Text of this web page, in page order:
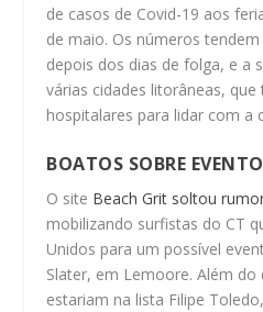
de casos de Covid-19 aos
de maio. Os números
depois dos dias de folga, e a
várias cidades litorâneas,
hospitalares para lidar com a
BOATOS SOBRE
O site Beach Grit soltou
mobilizando surfistas do CT
Unidos para um possível
Slater, em Lemoore. Além
estariam na lista Filipe